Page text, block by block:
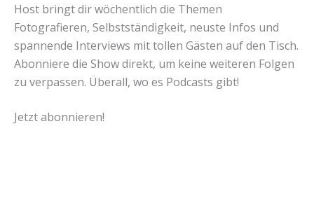
Host bringt dir wöchentlich die Themen
Fotografieren, Selbstständigkeit, neuste Infos und
spannende Interviews mit tollen Gästen auf den Tisch.
Abonniere die Show direkt, um keine weiteren Folgen
zu verpassen. Überall, wo es Podcasts gibt!
Jetzt abonnieren!